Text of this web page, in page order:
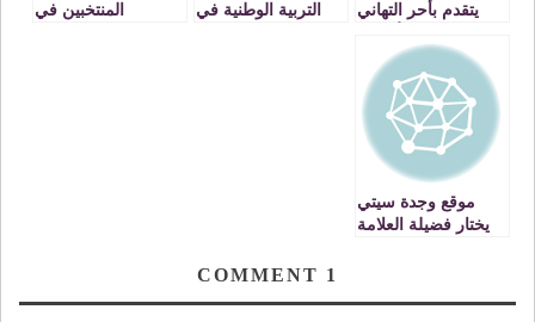
يتقدم بأحر التهاني
بمناسبة عيد الأضحى
المبارك
التربية الوطنية في
المنتخبين في
موقع وجدة سيتي
يختار فضيلة العلامة
1